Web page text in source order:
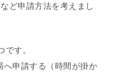
ど申請方法を考えまし
す。
へ申請する（時間が掛か